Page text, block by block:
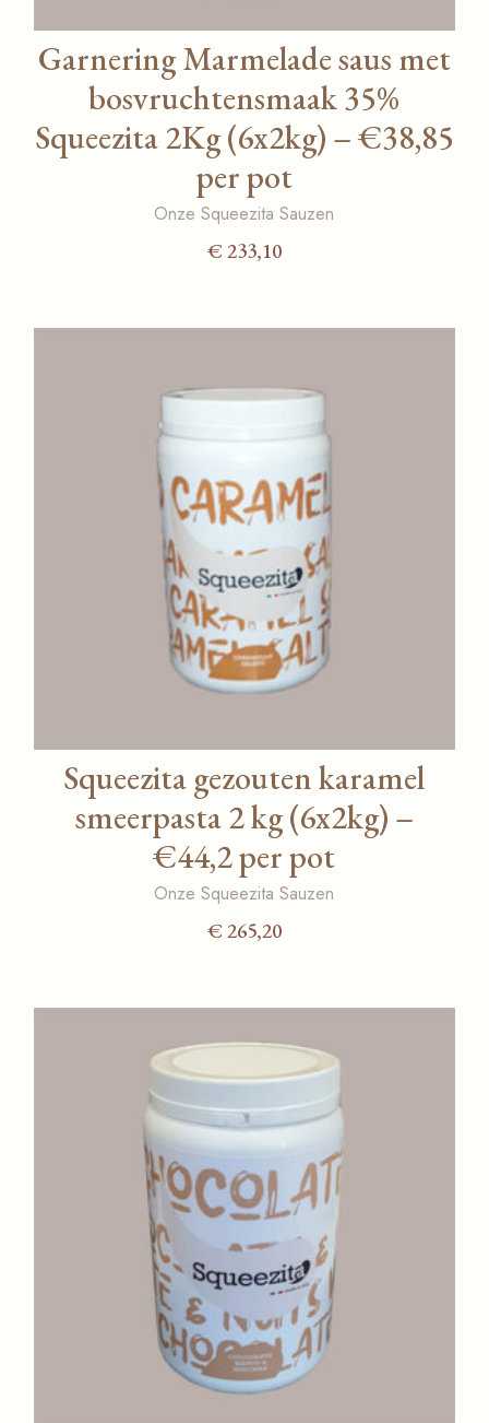
Garnering Marmelade saus met
bosvruchtensmaak 35%
Squeezita 2Kg (6x2kg) – €38,85
per pot
Onze Squeezita Sauzen
€ 233,10
Squeezita gezouten karamel
smeerpasta 2 kg (6x2kg) –
€44,2 per pot
Onze Squeezita Sauzen
€ 265,20